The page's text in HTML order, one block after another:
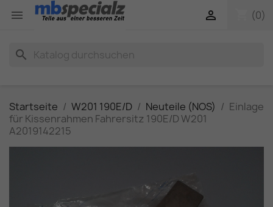
 (0)

search
Startseite W201 190E/D Neuteile (NOS)
Einlage
für Kissenrahmen Fahrersitz 190E/D W201
A2019142215